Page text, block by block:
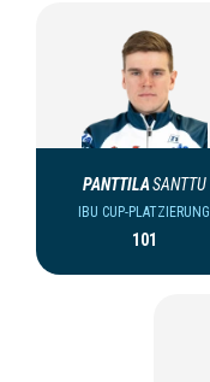
PANTTILASANTTU
IBU CUP-PLATZIERUNG
101